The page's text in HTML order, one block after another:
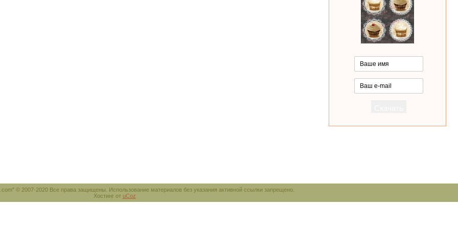
© 2007-2020 Все права защищены. Использование материалов без указания активной ссылки запрещено.
Хостинг от uCoz